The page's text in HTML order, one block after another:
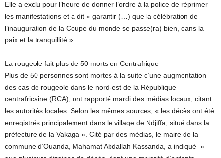
Elle a exclu pour l’heure de donner l’ordre à la police de réprimer
les manifestations et a dit « garantir (…) que la célébration de
l’inauguration de la Coupe du monde se passe(ra) bien, dans la
paix et la tranquillité ».
La rougeole fait plus de 50 morts en Centrafrique
Plus de 50 personnes sont mortes à la suite d’une augmentation
des cas de rougeole dans le nord-est de la République
centrafricaine (RCA), ont rapporté mardi des médias locaux, citant
les autorités locales. Selon les mêmes sources, « les décès ont été
enregistrés principalement dans le village de Ndjiffa, situé dans la
préfecture de la Vakaga ». Cité par des médias, le maire de la
commune d’Ouanda, Mahamat Abdallah Kassanda, a indiqué »